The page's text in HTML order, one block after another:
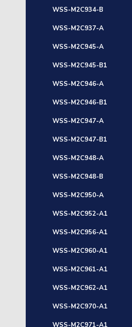
WSS-M2C934-B
WSS-M2C937-A
WSS-M2C945-A
WSS-M2C945-B1
WSS-M2C946-A
WSS-M2C946-B1
WSS-M2C947-A
WSS-M2C947-B1
WSS-M2C948-A
WSS-M2C948-B
WSS-M2C950-A
WSS-M2C952-A1
WSS-M2C956-A1
WSS-M2C960-A1
WSS-M2C961-A1
WSS-M2C962-A1
WSS-M2C970-A1
WSS-M2C971-A1